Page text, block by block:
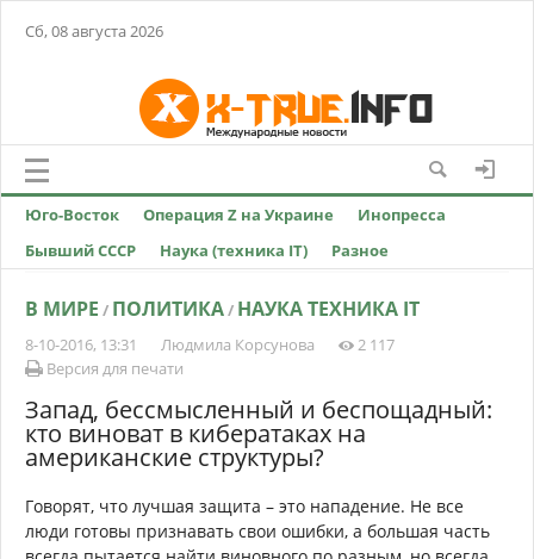
Сб, 08 августа 2026
Юго-Восток Операция Z на Украине
Инопресса
Бывший СССР
Наука (техника IT) Разное
В МИРЕ / ПОЛИТИКА/ НАУКА ТЕХНИКА IT
8-10-2016, 13:31 Людмила Корсунова
2 117
Версия для печати
Запад, бессмысленный и беспощадный:
кто виноват в кибератаках на
американские структуры?
Говорят, что лучшая защита – это нападение. Не все
люди готовы признавать свои ошибки, а большая часть